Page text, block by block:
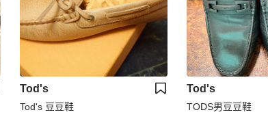
Tod's
Tod's 豆豆鞋
Tod's
TODS男豆豆鞋